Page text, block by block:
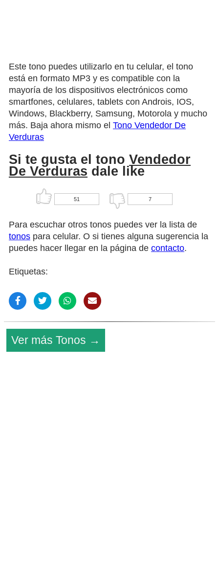
Este tono puedes utilizarlo en tu celular, el tono
está en formato MP3 y es compatible con la
mayoría de los dispositivos electrónicos como
smartfones, celulares, tablets con Androis, IOS,
Windows, Blackberry, Samsung, Motorola y mucho
más. Baja ahora mismo el Tono Vendedor De
Verduras
Si te gusta el tono Vendedor
De Verduras dale like
51 7
Para escuchar otros tonos puedes ver la lista de
tonos para celular. O si tienes alguna sugerencia la
puedes hacer llegar en la página de contacto.
Etiquetas:
Ver más Tonos →